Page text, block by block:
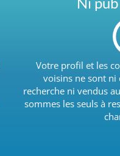
Votre profil et les
voisins ne sont ni
recherche ni vendus
sommes les seuls à